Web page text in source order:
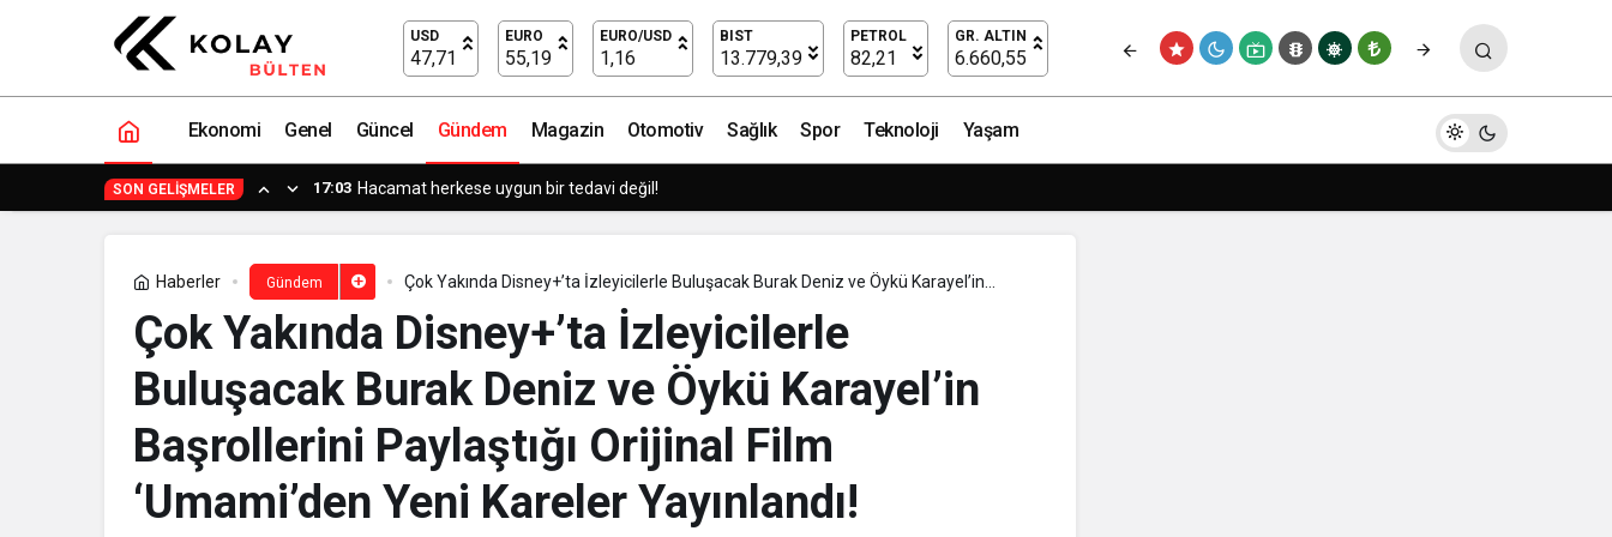
USD
47,71
EURO
55,19
EURO/USD
1,16
BIST
13.779,39
PETROL
82,21
GR. ALTIN
6.660,55
Ekonomi Genel Güncel Gündem Magazin Otomotiv Sağlık Spor Teknoloji Yaşam
SON GELIŞMELER 15:15 Küçük işletmeler büyük siber risklerle karşı karşıya
Haberler Gündem
Çok Yakında Disney+’ta İzleyicilerle Buluşacak Burak Deniz ve Öykü Karayel’in
Çok Yakında Disney+’ta İzleyicilerle
Buluşacak Burak Deniz ve Öykü Karayel’in
Başrollerini Paylaştığı Orijinal Film
‘Umami’den Yeni Kareler Yayınlandı!
Fatih Çölgeçen’in Yeni Şarkısı ‘Put Yaptım’ Yayımlandı Yorum Yap Paylaş